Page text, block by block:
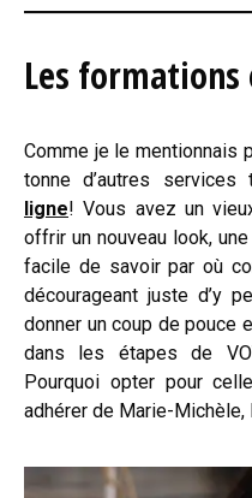
Les formations
Comme je le mentionnais
tonne d’autres
ligne! Vous avez un
offrir un nouveau look,
facile de savoir par où
décourageant juste d’y
donner un coup de pouce
dans les étapes de
Pourquoi opter pour
adhérer de Marie-Michèle,